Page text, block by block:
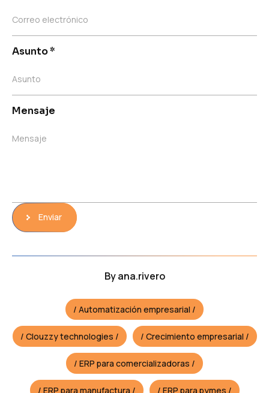
Correo electrónico
Asunto*
Asunto
Mensaje
Mensaje
Enviar
Byana.rivero
Automatización empresarial
Clouzzy technologies Crecimiento empresarial
ERP para comercializadoras
ERP para manufactura ERP para pymes